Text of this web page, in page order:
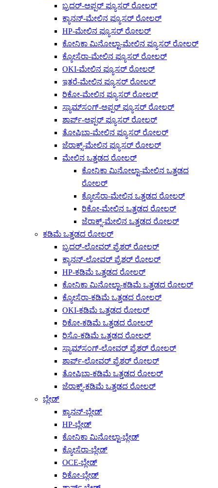
ಬ್ರದರ್-ಅಪ್ಪರ್ ಫ್ಯೂಸರ್ ರೋಲರ್
ಕ್ಯಾನನ್-ಮೇಲಿನ ಫ್ಯೂಸರ್ ರೋಲರ್
HP-ಮೇಲಿನ ಫ್ಯೂಸರ್ ರೋಲರ್
ಕೋನಿಕಾ ಮಿನೋಲ್ಟಾ-ಮೇಲಿನ ಫ್ಯೂಸರ್ ರೋಲರ್
ಕ್ಯೋಸೆರಾ-ಮೇಲಿನ ಫ್ಯೂಸರ್ ರೋಲರ್
OKI-ಮೇಲಿನ ಫ್ಯೂಸರ್ ರೋಲರ್
ಇತರೆ-ಮೇಲಿನ ಫ್ಯೂಸರ್ ರೋಲರ್
ರಿಕೋ-ಮೇಲಿನ ಫ್ಯೂಸರ್ ರೋಲರ್
ಸ್ಯಾಮ್‌ಸಂಗ್-ಅಪ್ಪರ್ ಫ್ಯೂಸರ್ ರೋಲರ್
ಶಾರ್ಪ್-ಅಪ್ಪರ್ ಫ್ಯೂಸರ್ ರೋಲರ್
ತೋಷಿಬಾ-ಮೇಲಿನ ಫ್ಯೂಸರ್ ರೋಲರ್
ಜೆರಾಕ್ಸ್-ಮೇಲಿನ ಫ್ಯೂಸರ್ ರೋಲರ್
ಮೇಲಿನ ಒತ್ತಡದ ರೋಲರ್
ಕೋನಿಕಾ ಮಿನೋಲ್ಟಾ-ಮೇಲಿನ ಒತ್ತಡದ
ರೋಲರ್
ಕ್ಯೋಸೆರಾ-ಮೇಲಿನ ಒತ್ತಡದ ರೋಲರ್
ರಿಕೋ-ಮೇಲಿನ ಒತ್ತಡದ ರೋಲರ್
ಜೆರಾಕ್ಸ್-ಮೇಲಿನ ಒತ್ತಡದ ರೋಲರ್
ಕಡಿಮೆ ಒತ್ತಡದ ರೋಲರ್
ಬ್ರದರ್-ಲೋವರ್ ಪ್ರೆಶರ್ ರೋಲರ್
ಕ್ಯಾನನ್-ಲೋವರ್ ಪ್ರೆಶರ್ ರೋಲರ್
HP-ಕಡಿಮೆ ಒತ್ತಡದ ರೋಲರ್
ಕೋನಿಕಾ ಮಿನೋಲ್ಟಾ-ಕಡಿಮೆ ಒತ್ತಡದ ರೋಲರ್
ಕ್ಯೋಸೆರಾ-ಕಡಿಮೆ ಒತ್ತಡದ ರೋಲರ್
OKI-ಕಡಿಮೆ ಒತ್ತಡದ ರೋಲರ್
ರಿಕೋ-ಕಡಿಮೆ ಒತ್ತಡದ ರೋಲರ್
ರಿಸೊ-ಕಡಿಮೆ ಒತ್ತಡದ ರೋಲರ್
ಸ್ಯಾಮ್‌ಸಂಗ್-ಲೋವರ್ ಪ್ರೆಶರ್ ರೋಲರ್
ಶಾರ್ಪ್-ಲೋವರ್ ಪ್ರೆಶರ್ ರೋಲರ್
ತೋಷಿಬಾ-ಕಡಿಮೆ ಒತ್ತಡದ ರೋಲರ್
ಜೆರಾಕ್ಸ್-ಕಡಿಮೆ ಒತ್ತಡದ ರೋಲರ್
ಬ್ಲೇಡ್
ಕ್ಯಾನನ್-ಬ್ಲೇಡ್
HP-ಬ್ಲೇಡ್
ಕೋನಿಕಾ ಮಿನೋಲ್ಟಾ-ಬ್ಲೇಡ್
ಕ್ಯೋಸೆರಾ-ಬ್ಲೇಡ್
OCE-ಬ್ಲೇಡ್
ರಿಕೋ-ಬ್ಲೇಡ್